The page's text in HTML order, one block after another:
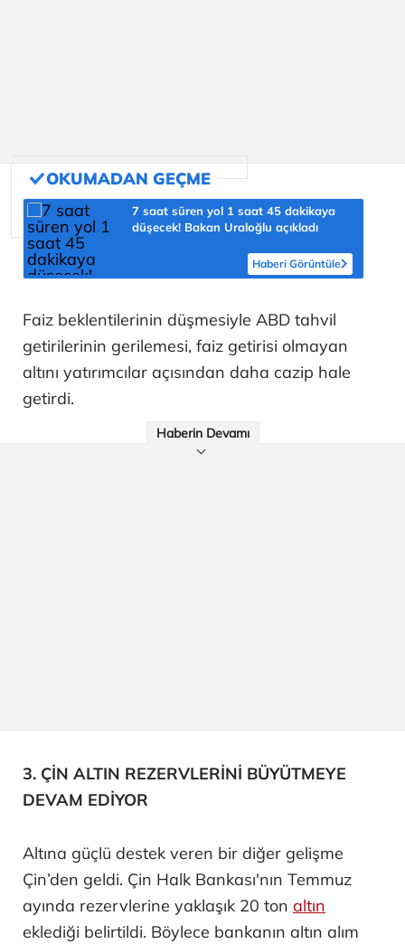
7 saat süren yol 1 saat 45 dakikaya
düşecek! Bakan Uraloğlu açıkladı
Haberi Görüntüle
Faiz beklentilerinin düşmesiyle ABD tahvil
getirilerinin gerilemesi, faiz getirisi olmayan
altını yatırımcılar açısından daha cazip hale
getirdi.
Haberin Devamı
3. ÇİN ALTIN REZERVLERİNİ BÜYÜTMEYE
DEVAM EDİYOR
Altına güçlü destek veren bir diğer gelişme
Çin’den geldi. Çin Halk Bankası'nın Temmuz
ayında rezervlerine yaklaşık 20 ton altın
eklediği belirtildi. Böylece bankanın altın alım